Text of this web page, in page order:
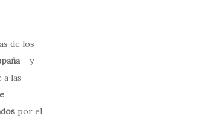
de los
— y
las
por el